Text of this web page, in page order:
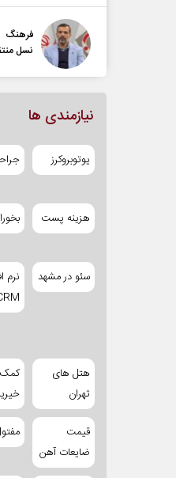
فرهنگ
نسل
نیازمندی ها
یوتوبروکرز
هزینه پست
سئو در مشهد
نرم
هتل های
تهران
قیمت
ضایعات آهن